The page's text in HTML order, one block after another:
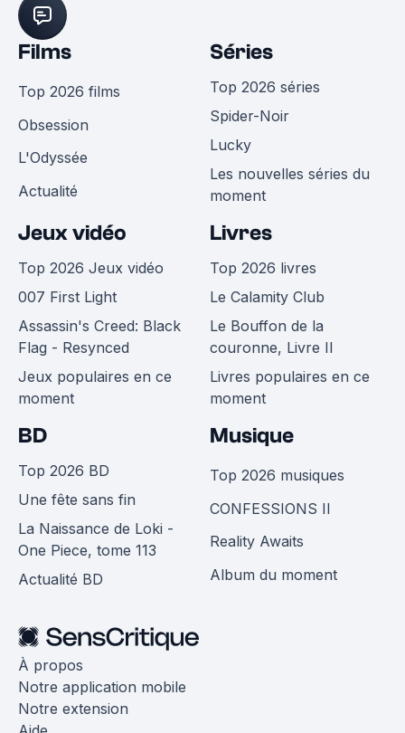
Films
Top 2026 films
Obsession
L'Odyssée
Actualité
Séries
Top 2026 séries
Spider-Noir
Lucky
Les nouvelles séries du
moment
Jeux vidéo
Top 2026 Jeux vidéo
007 First Light
Assassin's Creed: Black
Flag - Resynced
Jeux populaires en ce
moment
Livres
Top 2026 livres
Le Calamity Club
Le Bouffon de la
couronne, Livre II
Livres populaires en ce
moment
BD
Top 2026 BD
Une fête sans fin
La Naissance de Loki -
One Piece, tome 113
Actualité BD
Musique
Top 2026 musiques
CONFESSIONS II
Reality Awaits
Album du moment
À propos
Notre application mobile
Notre extension